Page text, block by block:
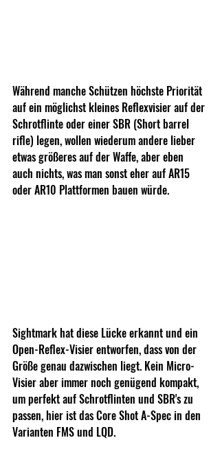
Während manche Schützen höchste Priorität
auf ein möglichst kleines Reflexvisier auf der
Schrotflinte oder einer SBR (Short barrel
rifle) legen, wollen wiederum andere lieber
etwas größeres auf der Waffe, aber eben
auch nichts, was man sonst eher auf AR15
oder AR10 Plattformen bauen würde.
Sightmark hat diese Lücke erkannt und ein
Open-Reflex-Visier entworfen, dass von der
Größe genau dazwischen liegt. Kein Micro-
Visier aber immer noch genügend kompakt,
um perfekt auf Schrotflinten und SBR's zu
passen, hier ist das Core Shot A-Spec in den
Varianten FMS und LQD.